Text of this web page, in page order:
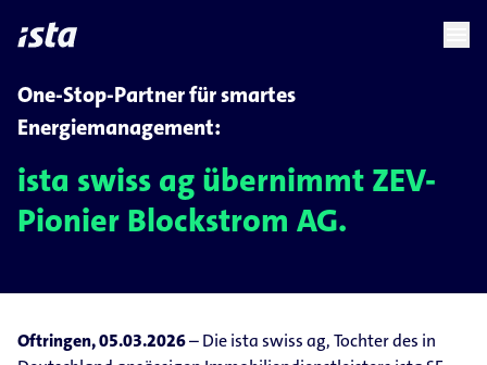
languagechevron_right
One-Stop-Partner für smartes
Energiemanagement:
ista swiss ag übernimmt ZEV-
Pionier Blockstrom AG.
Oftringen, 05.03.2026– Die ista swiss ag, Tochter des in